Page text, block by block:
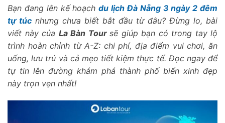
Bạn đang lên kế hoạchdu lịch Đà Nẵng 3 ngày 2 đêm
tự túc nhưng chưa biết bắt đầu từ đâu? Đừng lo, bài
viết này của La Bàn Tour sẽ giúp bạn có trong tay lộ
trình hoàn chỉnh từ A-Z: chi phí, địa điểm vui chơi, ăn
uống, lưu trú và cả mẹo tiết kiệm thực tế. Đọc ngay để
tự tin lên đường khám phá thành phố biển xinh đẹp
này trọn vẹn nhất!